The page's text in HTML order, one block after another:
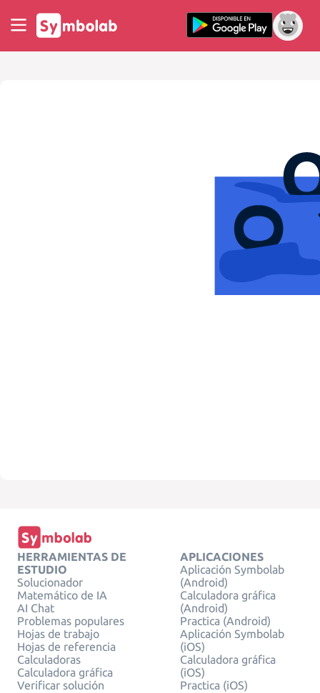
HERRAMIENTAS DE
ESTUDIO
Solucionador
Matemático de IA
AI Chat
Problemas populares
Hojas de trabajo
Hojas de referencia
Calculadoras
Calculadora gráfica
Verificar solución
APLICACIONES
Aplicación Symbolab
(Android)
Calculadora gráfica
(Android)
Practica (Android)
Aplicación Symbolab
(iOS)
Calculadora gráfica
(iOS)
Practica (iOS)